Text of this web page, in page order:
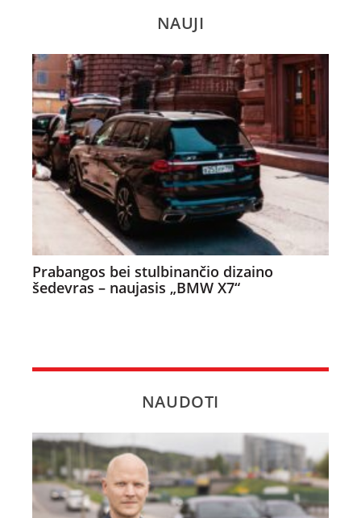
NAUJI
Prabangos bei stulbinančio dizaino
šedevras – naujasis „BMW X7“
NAUDOTI